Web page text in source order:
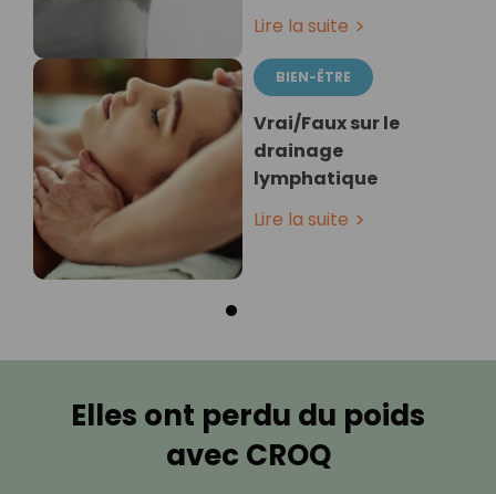
Lire la suite
BIEN-ÊTRE
Vrai/Faux sur le
drainage
lymphatique
Lire la suite
Elles ont perdu du poids
avec CROQ